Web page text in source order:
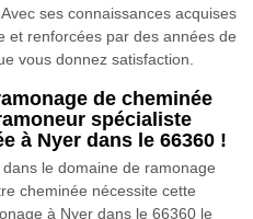
ses connaissances acquises
et renforcées par des années de
vous donnez satisfaction.
de cheminée
spécialiste
à Nyer dans le 66360 !
le domaine de ramonage
cheminée nécessite cette
à Nyer dans le 66360 le